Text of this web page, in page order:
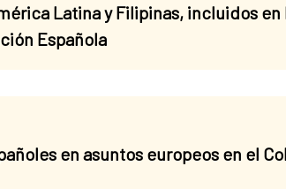
Latina y Filipinas, incluidos
Española
en asuntos europeos en el